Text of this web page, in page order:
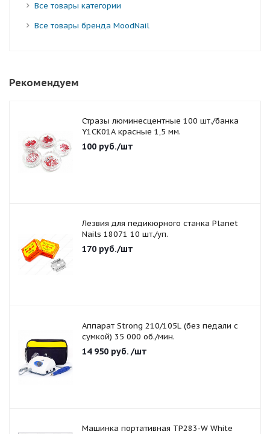
Все товары категории
Все товары бренда MoodNail
Рекомендуем
Стразы люминесцентные 100 шт./банка
Y1CK01A красные 1,5 мм.
100 руб./шт
Лезвия для педикюрного станка Planet
Nails 18071 10 шт./уп.
170 руб./шт
Аппарат Strong 210/105L (без педали с
сумкой) 35 000 об./мин.
14 950 руб. /шт
Машинка портативная TP283-W White